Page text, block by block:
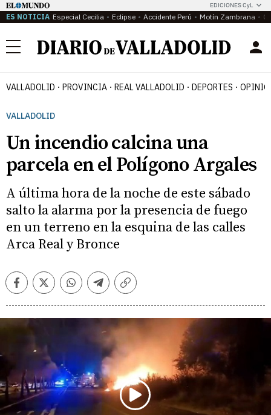
EDICIONES CyL
ES NOTICIA Especial Cecilia Eclipse Accidente Perú Motín Zambrana
Menú
VALLADOLID PROVINCIA REAL VALLADOLID DEPORTES
VALLADOLID
Un incendio calcina una
parcela en el Polígono Argales
A última hora de la noche de este sábado
salto la alarma por la presencia de fuego
en un terreno en la esquina de las calles
Arca Real y Bronce
FacebookTwitterWhatsappTelegramCopiar